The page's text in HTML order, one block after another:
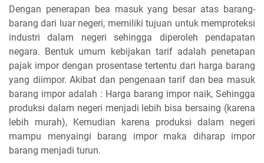
Dengan penerapan bea masuk yang besar atas barang-
barang dari luar negeri, memiliki tujuan untuk memproteksi
industri dalam negeri sehingga diperoleh pendapatan
negara. Bentuk umum kebijakan tarif adalah penetapan
pajak impor dengan prosentase tertentu dari harga barang
yang diimpor. Akibat dan pengenaan tarif dan bea masuk
barang impor adalah : Harga barang impor naik, Sehingga
produksi dalam negeri menjadi lebih bisa bersaing (karena
lebih murah), Kemudian karena produksi dalam negeri
mampu menyaingi barang impor maka diharap impor
barang menjadi turun.